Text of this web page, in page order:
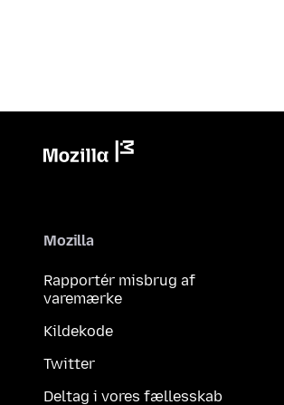
Mozilla
Rapportér misbrug af
varemærke
Kildekode
Twitter
Deltag i vores fællesskab